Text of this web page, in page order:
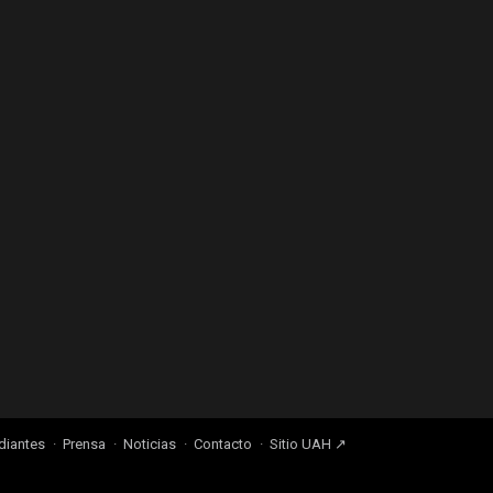
Prensa Noticias Contacto Sitio UAH ↗